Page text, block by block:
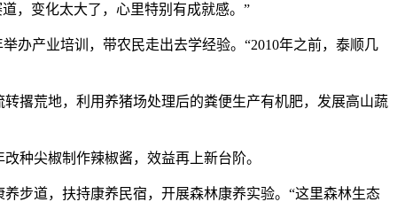
，变化太大了，心里特别有成就感。”
产业培训，带农民走出去学经验。“2010年之前，泰顺几
荒地，利用养猪场处理后的粪便生产有机肥，发展高山蔬
种尖椒制作辣椒酱，效益再上新台阶。
道，扶持康养民宿，开展森林康养实验。“这里森林生态